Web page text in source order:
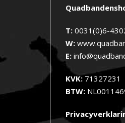
T: 0031(0)6-
W:
E:
KVK: 71327231
BTW: